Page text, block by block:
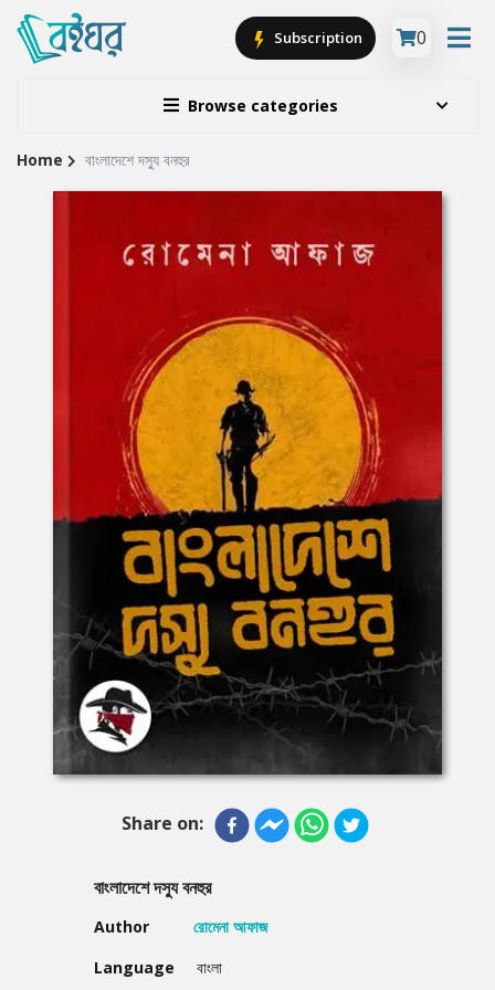
Browse categories
Subscription 0
Site
Home বাংলাদেশে দস্যু বনহুর
Share on:
বাংলাদেশে দস্যু বনহুর
Author
রোমেনা আফাজ
Language
বাংলা